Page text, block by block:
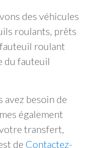
des véhicules
roulants, prêts
roulant
du fauteuil
avez besoin de
également
transfert,
de Contactez-